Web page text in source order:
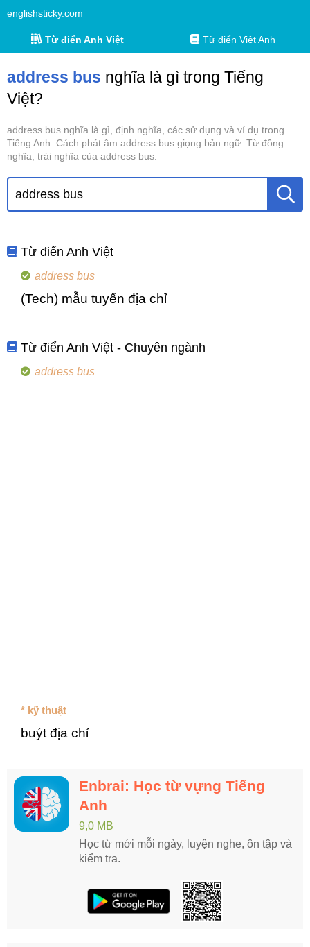
englishsticky.com
Từ điển Anh Việt Từ điển Việt Anh
address bus nghĩa là gì trong Tiếng
Việt?
address bus nghĩa là gì, định nghĩa, các sử dụng và ví dụ trong
Tiếng Anh. Cách phát âm address bus giọng bản ngữ. Từ đồng
nghĩa, trái nghĩa của address bus.
Từ điển Anh Việt
address bus
(Tech) mẫu tuyến địa chỉ
Từ điển Anh Việt - Chuyên ngành
address bus
* kỹ thuật
buýt địa chỉ
Enbrai: Học từ vựng Tiếng
Anh
9,0 MB
Học từ mới mỗi ngày, luyện nghe, ôn tập và
kiểm tra.